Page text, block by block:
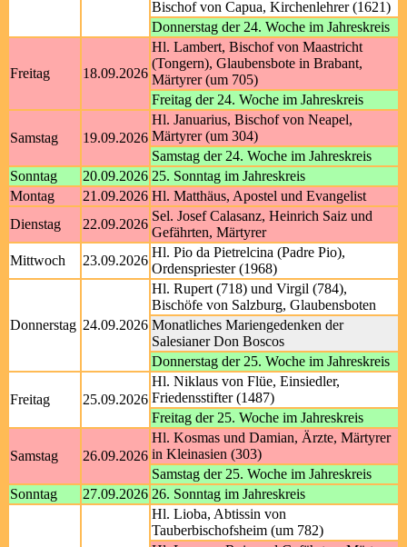
Bischof von Capua, Kirchenlehrer (1621)
Donnerstag der 24. Woche im Jahreskreis
Freitag 18.09.2026
Hl. Lambert, Bischof von Maastricht
(Tongern), Glaubensbote in Brabant,
Märtyrer (um 705)
Freitag der 24. Woche im Jahreskreis
Samstag 19.09.2026
Hl. Januarius, Bischof von Neapel,
Märtyrer (um 304)
Samstag der 24. Woche im Jahreskreis
Sonntag
20.09.2026 25. Sonntag im Jahreskreis
Montag
21.09.2026 Hl. Matthäus, Apostel und Evangelist
Dienstag
22.09.2026
Sel. Josef Calasanz, Heinrich Saiz und
Gefährten, Märtyrer
Mittwoch
23.09.2026
Hl. Pio da Pietrelcina (Padre Pio),
Ordenspriester (1968)
Donnerstag 24.09.2026
Hl. Rupert (718) und Virgil (784),
Bischöfe von Salzburg, Glaubensboten
Monatliches Mariengedenken der
Salesianer Don Boscos
Donnerstag der 25. Woche im Jahreskreis
Freitag 25.09.2026
Hl. Niklaus von Flüe, Einsiedler,
Friedensstifter (1487)
Freitag der 25. Woche im Jahreskreis
Samstag 26.09.2026
Hl. Kosmas und Damian, Ärzte, Märtyrer
in Kleinasien (303)
Samstag der 25. Woche im Jahreskreis
Sonntag
27.09.2026 26. Sonntag im Jahreskreis
Hl. Lioba, Abtissin von
Tauberbischofsheim (um 782)